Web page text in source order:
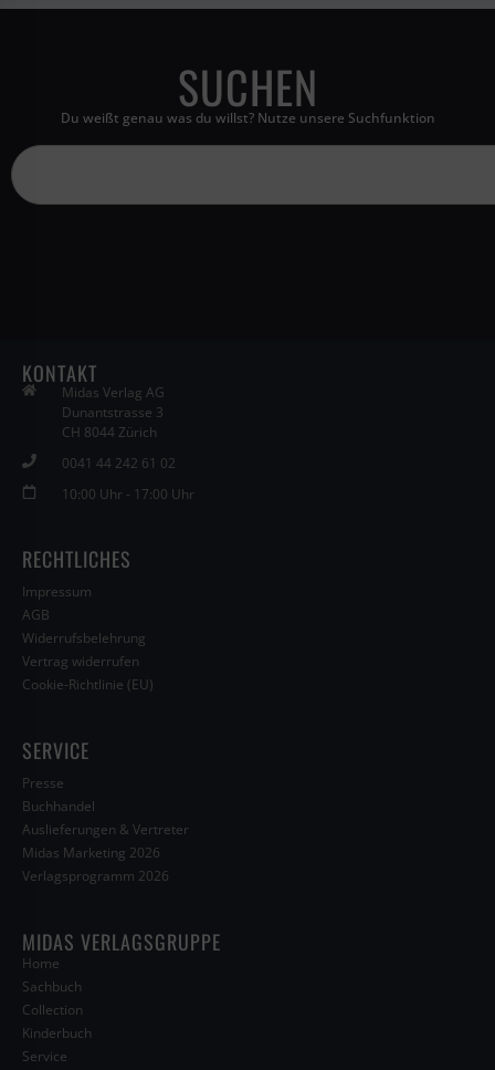
SUCHEN
Du weißt genau was du willst? Nutze unsere Suchfunktion
KONTAKT
Midas Verlag AG
Dunantstrasse 3
CH 8044 Zürich
0041 44 242 61 02
10:00 Uhr - 17:00 Uhr
RECHTLICHES
Impressum
AGB
Widerrufsbelehrung
Vertrag widerrufen
Cookie-Richtlinie (EU)
SERVICE
Presse
Buchhandel
Auslieferungen & Vertreter
Midas Marketing 2026
Verlagsprogramm 2026
MIDAS VERLAGSGRUPPE
Home
Sachbuch
Collection
Kinderbuch
Service